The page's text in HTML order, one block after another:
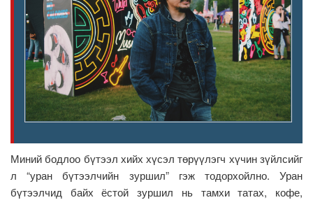
Миний бодлоо бүтээл хийх хүсэл төрүүлэгч хүчин зүйлсийг
л “уран бүтээлчийн зуршил” гэж тодорхойлно. Уран
бүтээлчид байх ёстой зуршил нь тамхи татах, кофе,